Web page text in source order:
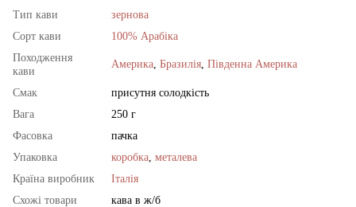
Тип кави
зернова
Сорт кави
100% Арабіка
Походження
кави
Америка Бразилія Південна Америка
Смак
присутня солодкість
Вага
250 г
Фасовка
пачка
Упаковка
коробка металева
Країна виробник
Італія
Схожі товари
кава в ж/б